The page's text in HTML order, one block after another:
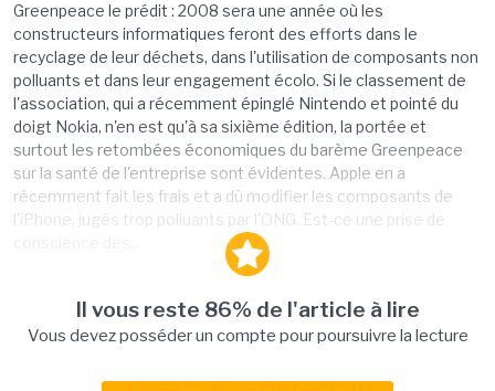
Greenpeace le prédit : 2008 sera une année où les
constructeurs informatiques feront des efforts dans le
recyclage de leur déchets, dans l'utilisation de composants non
polluants et dans leur engagement écolo. Si le classement de
l'association, qui a récemment épinglé Nintendo et pointé du
doigt Nokia, n'en est qu'à sa sixième édition, la portée et
surtout les retombées économiques du barème Greenpeace
sur la santé de l'entreprise sont évidentes. Apple en a
récemment fait les frais et a dû modifier les composants de
l'iPhone, jugés trop polluants par l'ONG. Est-ce une prise de
Il vous reste 86% de l'article à lire
Vous devez posséder un compte pour poursuivre la lecture